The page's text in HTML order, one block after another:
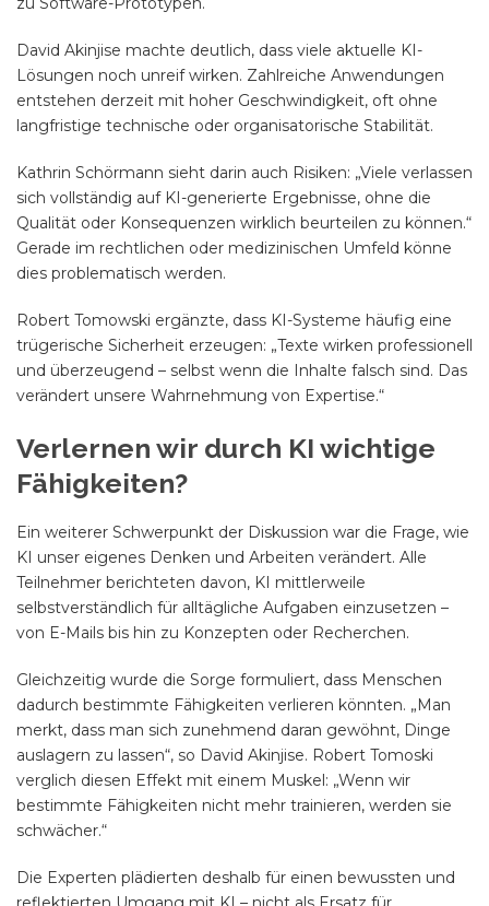
David Akinjise machte deutlich, dass viele aktuelle KI-
Lösungen noch unreif wirken. Zahlreiche Anwendungen
entstehen derzeit mit hoher Geschwindigkeit, oft ohne
langfristige technische oder organisatorische Stabilität.
Kathrin Schörmann sieht darin auch Risiken: „Viele verlassen
sich vollständig auf KI-generierte Ergebnisse, ohne die
Qualität oder Konsequenzen wirklich beurteilen zu können.“
Gerade im rechtlichen oder medizinischen Umfeld könne
dies problematisch werden.
Robert Tomowski ergänzte, dass KI-Systeme häufig eine
trügerische Sicherheit erzeugen: „Texte wirken professionell
und überzeugend – selbst wenn die Inhalte falsch sind. Das
verändert unsere Wahrnehmung von Expertise.“
Verlernen wir durch KI wichtige
Fähigkeiten?
Ein weiterer Schwerpunkt der Diskussion war die Frage, wie
KI unser eigenes Denken und Arbeiten verändert. Alle
Teilnehmer berichteten davon, KI mittlerweile
selbstverständlich für alltägliche Aufgaben einzusetzen –
von E-Mails bis hin zu Konzepten oder Recherchen.
Gleichzeitig wurde die Sorge formuliert, dass Menschen
dadurch bestimmte Fähigkeiten verlieren könnten. „Man
merkt, dass man sich zunehmend daran gewöhnt, Dinge
auslagern zu lassen“, so David Akinjise. Robert Tomoski
verglich diesen Effekt mit einem Muskel: „Wenn wir
bestimmte Fähigkeiten nicht mehr trainieren, werden sie
schwächer.“
Die Experten plädierten deshalb für einen bewussten und